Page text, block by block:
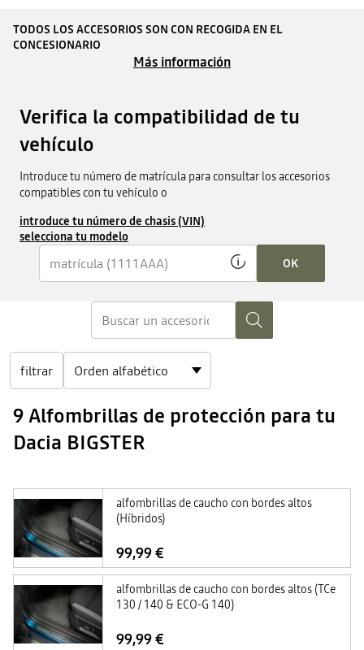
TODOS LOS ACCESORIOS SON CON RECOGIDA EN EL
CONCESIONARIO
Más información
Verifica la compatibilidad de tu
vehículo
Introduce tu número de matrícula para consultar los accesorios
compatibles con tu vehículo o
introduce tu número de chasis (VIN)
selecciona tu modelo
OK
filtrar
9 Alfombrillas de protección para tu
Dacia BIGSTER
alfombrillas de caucho con bordes altos
(Híbridos)
99,99 €
alfombrillas de caucho con bordes altos (TCe
130 / 140 & ECO-G 140)
99,99 €